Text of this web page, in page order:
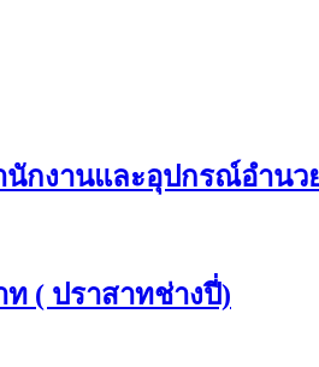
กงานและอุปกรณ์อำนว
( ปราสาทช่างปี่)